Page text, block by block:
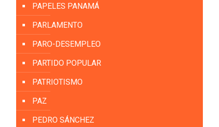
PAPELES PANAMÁ
PARLAMENTO
PARO-DESEMPLEO
PARTIDO POPULAR
PATRIOTISMO
PAZ
PEDRO SÁNCHEZ